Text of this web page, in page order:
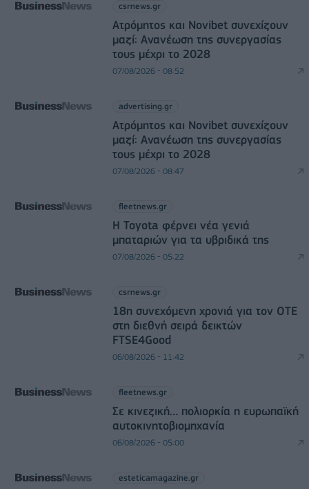
csrnews.gr
Ατρόμητος και Novibet συνεχίζουν
μαζί: Ανανέωση της συνεργασίας
τους μέχρι το 2028
07/08/2026 - 08:52
advertising.gr
Ατρόμητος και Novibet συνεχίζουν
μαζί: Ανανέωση της συνεργασίας
τους μέχρι το 2028
07/08/2026 - 08:47
fleetnews.gr
Η Toyota φέρνει νέα γενιά
μπαταριών για τα υβριδικά της
07/08/2026 - 05:22
csrnews.gr
18η συνεχόμενη χρονιά για τον ΟΤΕ
στη διεθνή σειρά δεικτών
FTSE4Good
06/08/2026 - 11:42
fleetnews.gr
Σε κινεζική… πολιορκία η ευρωπαϊκή
αυτοκινητοβιομηχανία
06/08/2026 - 05:00
esteticamagazine.gr